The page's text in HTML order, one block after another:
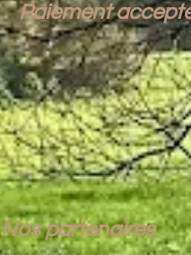
Paiement
Nos partenaires